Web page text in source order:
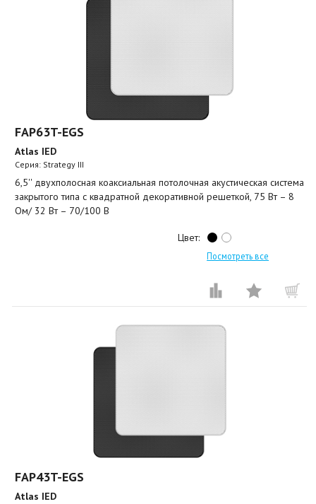
FAP63T-EGS
Atlas IED
Серия: Strategy III
6,5'' двухполосная коаксиальная потолочная акустическая система
закрытого типа с квадратной декоративной решеткой, 75 Вт – 8
Ом/ 32 Вт – 70/100 В
Цвет:
Посмотреть все
FAP43T-EGS
Atlas IED